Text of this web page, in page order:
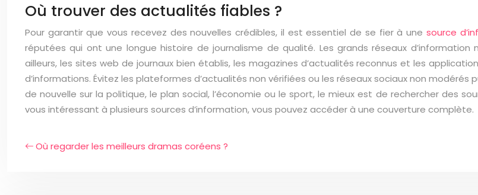
Où trouver des actualités fiables ?
Pour garantir que vous recevez des nouvelles crédibles, il est essentiel de se fier à une source
réputées qui ont une longue histoire de journalisme de qualité. Les grands réseaux
ailleurs, les sites web de journaux bien établis, les magazines d’actualités reconnus et les
d’informations. Évitez les plateformes d’actualités non vérifiées ou les réseaux sociaux non modérés
de nouvelle sur la politique, le plan social, l’économie ou le sport, le mieux est de rechercher des
vous intéressant à plusieurs sources d’information, vous pouvez accéder à une couverture complète.
Où regarder les meilleurs dramas coréens ?